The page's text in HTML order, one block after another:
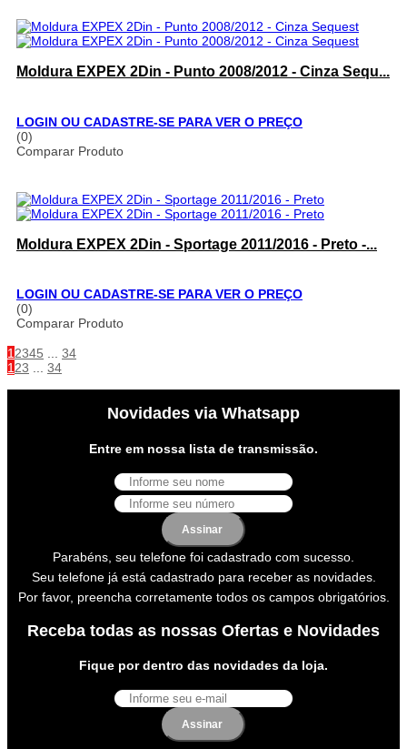
Moldura EXPEX 2Din - Punto 2008/2012 - Cinza Sequ...
LOGIN OU CADASTRE-SE PARA VER O PREÇO
(0)
Comparar Produto
Moldura EXPEX 2Din - Sportage 2011/2016 - Preto -...
LOGIN OU CADASTRE-SE PARA VER O PREÇO
(0)
Comparar Produto
12345 ... 34
123 ... 34
Novidades via Whatsapp
Entre em nossa lista de transmissão.
Assinar
Parabéns, seu telefone foi cadastrado com sucesso.
Seu telefone já está cadastrado para receber as novidades.
Por favor, preencha corretamente todos os campos obrigatórios.
Receba todas as nossas Ofertas e Novidades
Fique por dentro das novidades da loja.
Assinar